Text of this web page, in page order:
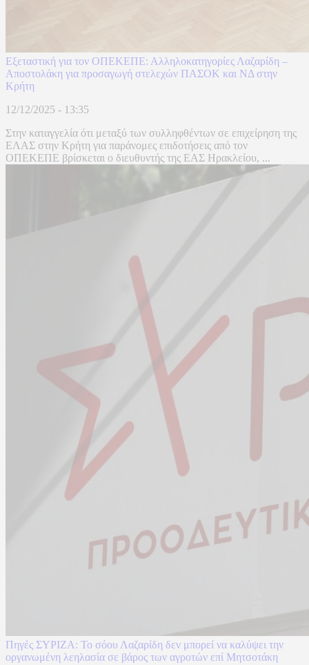
Εξεταστική για τον ΟΠΕΚΕΠΕ: Αλληλοκατηγορίες Λαζαρίδη –
Αποστολάκη για προσαγωγή στελεχών ΠΑΣΟΚ και ΝΔ στην
Κρήτη
12/12/2025 - 13:35
Στην καταγγελία ότι μεταξύ των συλληφθέντων σε επιχείρηση της
ΕΛΑΣ στην Κρήτη για παράνομες επιδοτήσεις από τον
ΟΠΕΚΕΠΕ βρίσκεται ο διευθυντής της ΕΑΣ Ηρακλείου, ...
Πηγές ΣΥΡΙΖΑ: Το σόου Λαζαρίδη δεν μπορεί να καλύψει την
οργανωμένη λεηλασία σε βάρος των αγροτών επί Μητσοτάκη